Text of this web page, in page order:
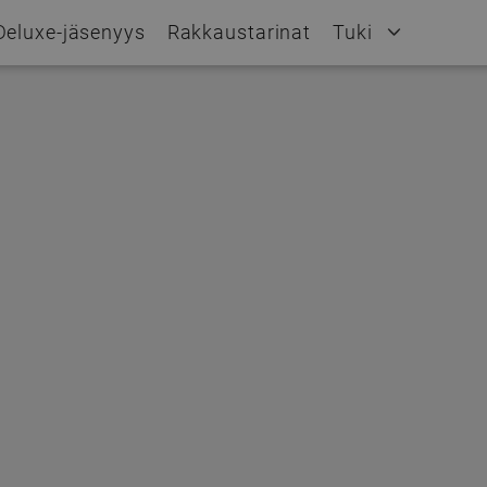
jäsenyys Rakkaustarinat Tuki